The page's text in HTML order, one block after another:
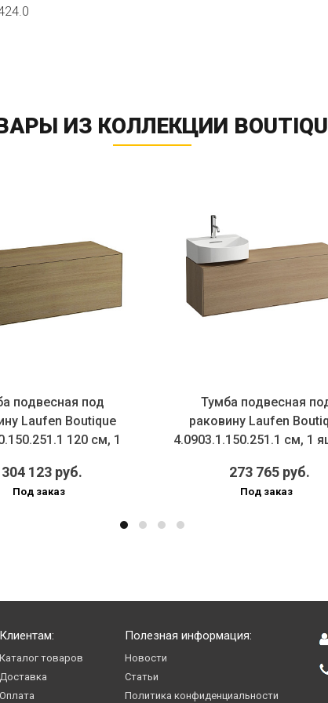
ИЗ КОЛЛЕКЦИИ
подвесная под
Laufen Boutique
120 см, 1
304 123 руб.
Под заказ
Тумба подвесная
раковину Laufen
4.0903.1.150.251.1 см, 1
273 765 руб.
Под заказ
Клиентам:
Каталог товаров
Доставка
Оплата
Полезная информация:
Новости
Статьи
Политика конфиденциальности